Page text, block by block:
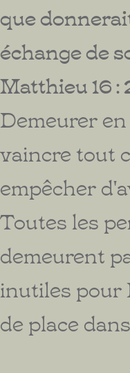
que
échange de
Matthieu 16 :
Demeurer
vaincre tout
empêcher
Toutes les
demeurent
inutiles pour
de place